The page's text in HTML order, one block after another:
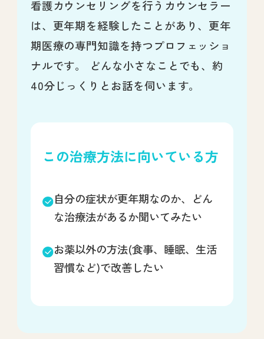
看護カウンセリングを行うカウンセラー
は、更年期を経験したことがあり、更年
期医療の専門知識を持つプロフェッショ
ナルです。 どんな小さなことでも、約
40分じっくりとお話を伺います。
この治療方法に向いている方
自分の症状が更年期なのか、どん
な治療法があるか聞いてみたい
お薬以外の方法(食事、睡眠、生活
習慣など)で改善したい